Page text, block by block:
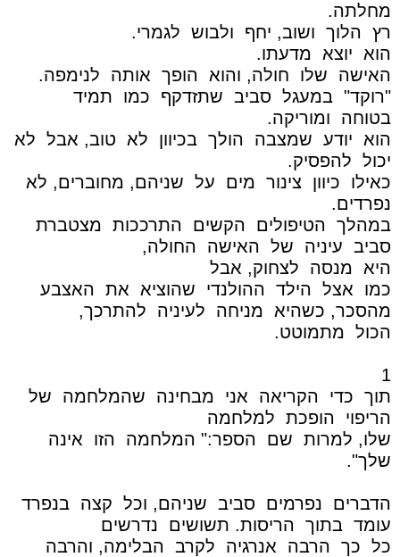
מחלתה.
רץ
הלוך ושוב, יחף ולבוש לגמרי.
הוא
יוצא
מדעתו.
האישה
שלו חולה, והוא הופך אותה
לנימפה.
"רוקד" במעגל סביב שתזדקף כמו
תמיד
בטוחה
ומוריקה.
הוא
יודע שמצבה הולך בכיוון לא טוב, אבל לא
יכול להפסיק.
כאילו
כיוון צינור מים על שניהם, מחוברים, לא
נפרדים.
במהלך
הטיפולים הקשים התרככות מצטברת
סביב עיניה של האישה
החולה,
היא
מנסה
לצחוק, אבל
כמו
אצל הילד ההולנדי שהוציא את
האצבע
מהסכר, כשהיא
מניחה לעיניה
להתרכך,
הכול מתמוטט.
1
תוך כדי הקריאה אני מבחינה שהמלחמה
של
הריפוי
הופכת למלחמה
שלו, למרות שם הספר:" המלחמה הזו
אינה
שלך".
הדברים נפרמים סביב שניהם, וכל קצה בנפרד
עומד בתוך הריסות. תשושים
נדרשים
כל כך הרבה אנרגיה לקרב
הבלימה, והרבה